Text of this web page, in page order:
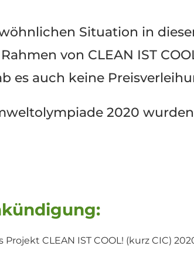
Situation in
von CLEAN IST
es auch keine
2020
CLEAN IST COOL! (kurz CIC)